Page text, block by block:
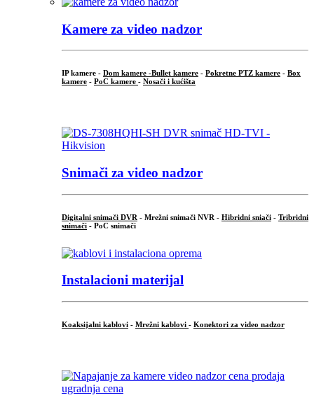
Kamere za video nadzor
IP kamere - Dom kamere -Bullet kamere - Pokretne PTZ kamere - Box
kamere - PoC kamere - Nosači i kućišta
Snimači za video nadzor
Digitalni snimači DVR - Mrežni snimači NVR - Hibridni sniači - Tribridni
snimači - PoC snimači
Instalacioni materijal
Koaksijalni kablovi - Mrežni kablovi - Konektori za video nadzor